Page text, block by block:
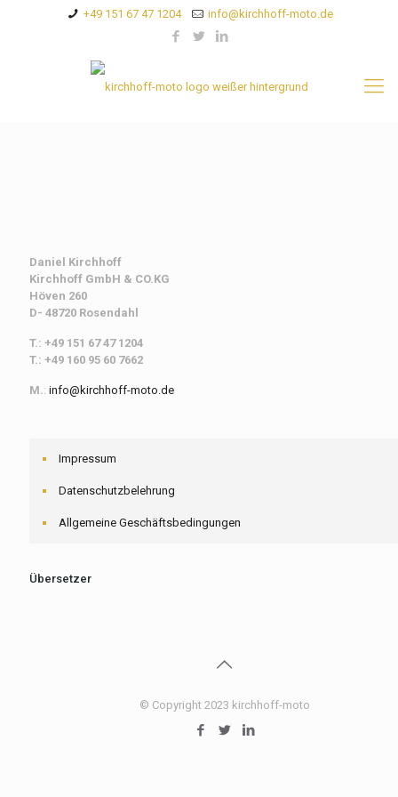
+49 151 67 47 1204 info@kirchhoff-moto.de
Daniel Kirchhoff
Kirchhoff GmbH & CO.KG
Höven 260
D- 48720 Rosendahl
T.: +49 151 67 47 1204
T.: +49 160 95 60 7662
M.: info@kirchhoff-moto.de
Impressum
Datenschutzbelehrung
Allgemeine Geschäftsbedingungen
Übersetzer
© Copyright 2023 kirchhoff-moto